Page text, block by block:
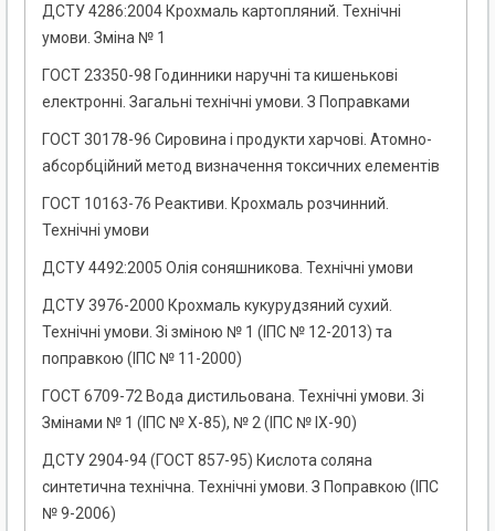
ДСТУ 4286:2004 Крохмаль картопляний. Технічні
умови. Зміна № 1
ГОСТ 23350-98 Годинники наручні та кишенькові
електронні. Загальні технічні умови. З Поправками
ГОСТ 30178-96 Сировина і продукти харчові. Атомно-
абсорбційний метод визначення токсичних елементів
ГОСТ 10163-76 Реактиви. Крохмаль розчинний.
Технічні умови
ДСТУ 4492:2005 Олія соняшникова. Технічні умови
ДСТУ 3976-2000 Крохмаль кукурудзяний cухий.
Технічні умови. Зі зміною № 1 (ІПС № 12-2013) та
поправкою (ІПС № 11-2000)
ГОСТ 6709-72 Вода дистильована. Технічні умови. Зі
Змінами № 1 (ІПС № Х-85), № 2 (ІПС № IХ-90)
ДСТУ 2904-94 (ГОСТ 857-95) Кислота соляна
синтетична технічна. Технічні умови. З Поправкою (ІПС
№ 9-2006)